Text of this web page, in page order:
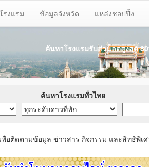
รงแรม ข้อมูลจังหวัด แหล่งชอปปิ้ง
ค้นหาโรงแรมรับส่วนลดสูงสุด
ค้นหาโรงแรมทั่วไทย
เพื่อติดตามข้อมูล ข่าวสาร กิจกรรม และสิทธิพิ